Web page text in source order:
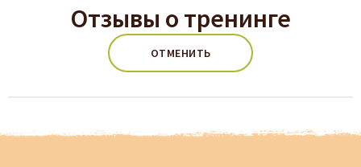
Отзывы о тренинге
ОТМЕНИТЬ